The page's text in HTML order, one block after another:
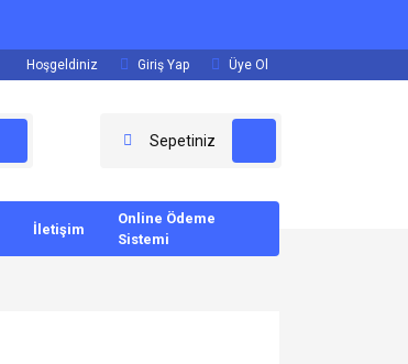
Hoşgeldiniz Giriş Yap Üye Ol
Sepetiniz
İletişim
Online Ödeme
Sistemi